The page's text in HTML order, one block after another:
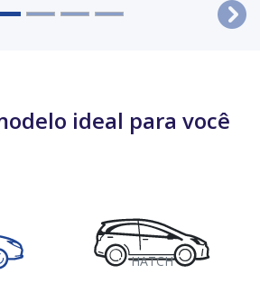
ideal para você
HATCH